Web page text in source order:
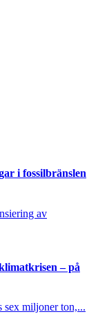
i fossilbränslen
av
– på
sex miljoner ton,...